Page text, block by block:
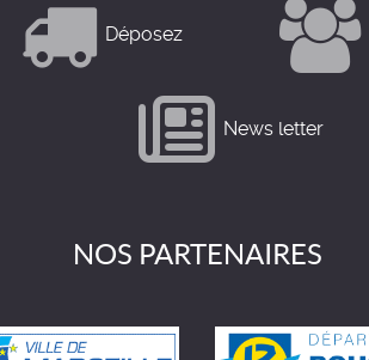
Déposez
News letter
NOS PARTENAIRES